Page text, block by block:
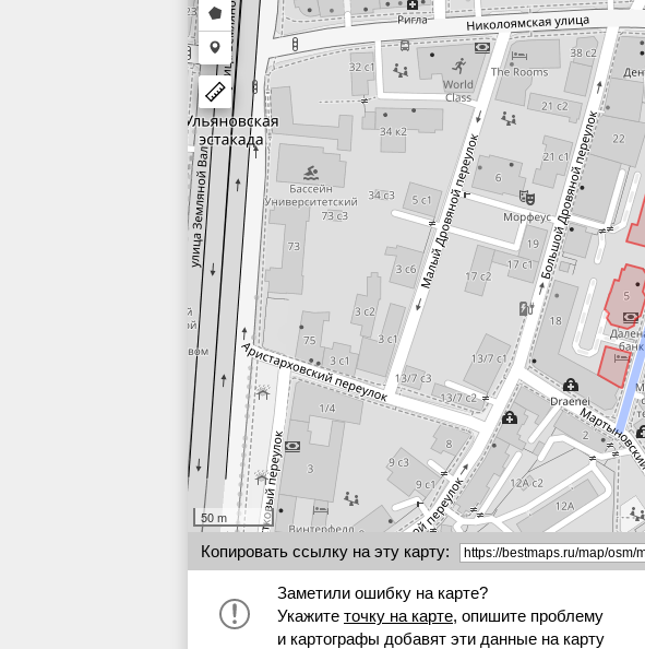
a
polyline
Draw
a
polygon
Draw
a
marker
50 m
Копировать ссылку на эту карту:
Заметили ошибку на карте?
Укажите точку на карте, опишите проблему
и картографы добавят эти данные на карту